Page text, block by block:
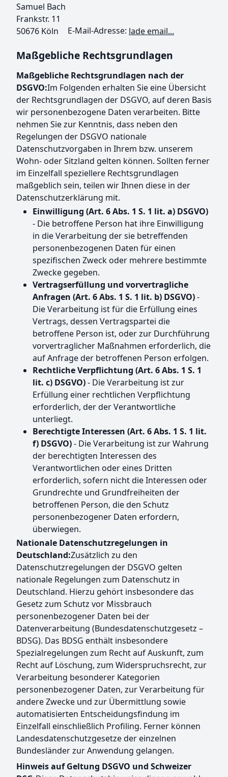
Samuel Bach
Frankstr. 11
50676 Köln
E-Mail-Adresse: lade email...
Maßgebliche Rechtsgrundlagen
Maßgebliche Rechtsgrundlagen nach der
DSGVO:Im Folgenden erhalten Sie eine Übersicht
der Rechtsgrundlagen der DSGVO, auf deren Basis
wir personenbezogene Daten verarbeiten. Bitte
nehmen Sie zur Kenntnis, dass neben den
Regelungen der DSGVO nationale
Datenschutzvorgaben in Ihrem bzw. unserem
Wohn- oder Sitzland gelten können. Sollten ferner
im Einzelfall speziellere Rechtsgrundlagen
maßgeblich sein, teilen wir Ihnen diese in der
Datenschutzerklärung mit.
Einwilligung (Art. 6 Abs. 1 S. 1 lit. a) DSGVO)
- Die betroffene Person hat ihre Einwilligung
in die Verarbeitung der sie betreffenden
personenbezogenen Daten für einen
spezifischen Zweck oder mehrere bestimmte
Zwecke gegeben.
Vertragserfüllung und vorvertragliche
Anfragen (Art. 6 Abs. 1 S. 1 lit. b) DSGVO)-
Die Verarbeitung ist für die Erfüllung eines
Vertrags, dessen Vertragspartei die
betroffene Person ist, oder zur Durchführung
vorvertraglicher Maßnahmen erforderlich, die
auf Anfrage der betroffenen Person erfolgen.
Rechtliche Verpflichtung (Art. 6 Abs. 1 S. 1
lit. c) DSGVO)- Die Verarbeitung ist zur
Erfüllung einer rechtlichen Verpflichtung
erforderlich, der der Verantwortliche
unterliegt.
Berechtigte Interessen (Art. 6 Abs. 1 S. 1 lit.
f) DSGVO)- Die Verarbeitung ist zur Wahrung
der berechtigten Interessen des
Verantwortlichen oder eines Dritten
erforderlich, sofern nicht die Interessen oder
Grundrechte und Grundfreiheiten der
betroffenen Person, die den Schutz
personenbezogener Daten erfordern,
überwiegen.
Nationale Datenschutzregelungen in
Deutschland:Zusätzlich zu den
Datenschutzregelungen der DSGVO gelten
nationale Regelungen zum Datenschutz in
Deutschland. Hierzu gehört insbesondere das
Gesetz zum Schutz vor Missbrauch
personenbezogener Daten bei der
Datenverarbeitung (Bundesdatenschutzgesetz –
BDSG). Das BDSG enthält insbesondere
Spezialregelungen zum Recht auf Auskunft, zum
Recht auf Löschung, zum Widerspruchsrecht, zur
Verarbeitung besonderer Kategorien
personenbezogener Daten, zur Verarbeitung für
andere Zwecke und zur Übermittlung sowie
automatisierten Entscheidungsfindung im
Einzelfall einschließlich Profiling. Ferner können
Landesdatenschutzgesetze der einzelnen
Bundesländer zur Anwendung gelangen.
Hinweis auf Geltung DSGVO und Schweizer